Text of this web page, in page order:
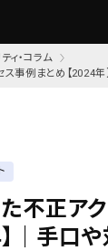
ィ・コラム
事例まとめ【2024
不正ア
｜手口